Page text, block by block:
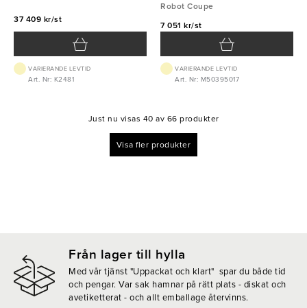
37 409 kr/st
VARIERANDE LEVTID
Art. Nr: K2481
Coupe
Robot Coupe
7 051 kr/st
VARIERANDE LEVTID
Art. Nr: M50395017
Just nu visas 40 av 66 produkter
Visa fler produkter
Från lager till hylla
Med vår tjänst "Uppackat och klart" spar du både tid
och pengar. Var sak hamnar på rätt plats - diskat och
avetiketterat - och allt emballage återvinns.